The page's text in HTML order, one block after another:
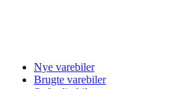
Nye varebiler
Brugte varebiler